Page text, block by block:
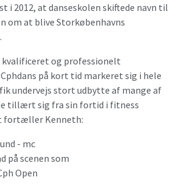
i 2012, at danseskolen skiftede navn til
om at blive Storkøbenhavns
kvalificeret og professionelt
på kort tid markeret sig i hele
undervejs stort udbytte af mange af
tillært sig fra sin fortid i fitness
fortæller Kenneth:
på scenen som
Open